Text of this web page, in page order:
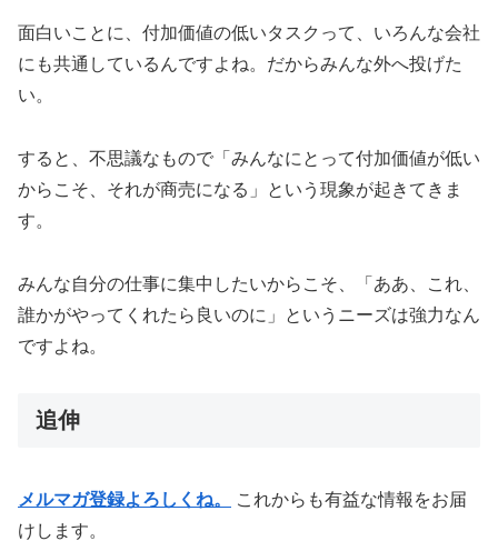
面白いことに、付加価値の低いタスクって、いろんな会社
にも共通しているんですよね。だからみんな外へ投げた
い。
すると、不思議なもので「みんなにとって付加価値が低い
からこそ、それが商売になる」という現象が起きてきま
す。
みんな自分の仕事に集中したいからこそ、「ああ、これ、
誰かがやってくれたら良いのに」というニーズは強力なん
ですよね。
追伸
メルマガ登録よろしくね。
これからも有益な情報をお届
けします。